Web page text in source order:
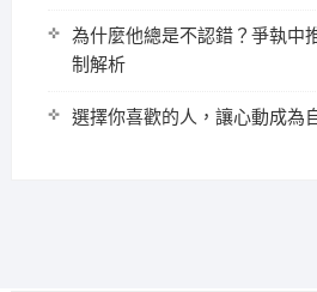
為什麼他總是不認錯？爭執中
制解析
選擇你喜歡的人，讓心動成為